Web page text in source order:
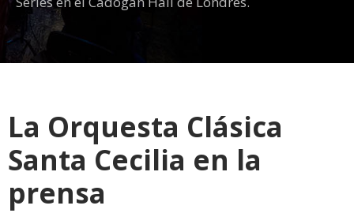
La Orquesta Clásica
Santa Cecilia en la
prensa